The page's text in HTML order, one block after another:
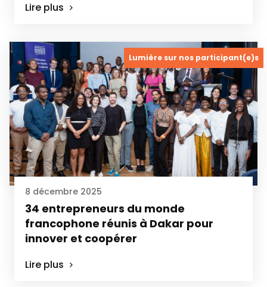
Lire plus
Lumière sur nos participant(e)s
8 décembre 2025
34 entrepreneurs du monde
francophone réunis à Dakar pour
innover et coopérer
Lire plus